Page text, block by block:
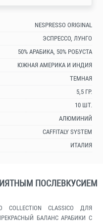
NESPRESSO ORIGINAL
ЭСПРЕССО, ЛУНГО
50% АРАБИКА, 50% РОБУСТА
ЮЖНАЯ АМЕРИКА И ИНДИЯ
ТЕМНАЯ
5,5 ГР.
10 ШТ.
АЛЮМИНИЙ
CAFFITALY SYSTEM
ИТАЛИЯ
ПОСЛЕВКУСИЕМ
CLASSICO ДЛЯ
БАЛАНС АРАБИКИ С